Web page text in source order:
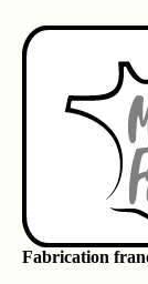
Fabrication